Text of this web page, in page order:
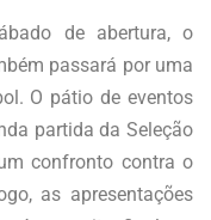
de abertura, o
passará por uma
O pátio de eventos
partida da Seleção
confronto contra o
as apresentações